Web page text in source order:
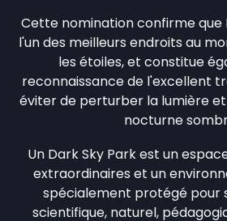
Cette nomination confirme que
l'un des meilleurs endroits au
les étoiles, et constitue
reconnaissance de l'excellent
éviter de perturber la lumière
nocturne
Un Dark Sky Park est un
extraordinaires et un
spécialement protégé pour
scientifique, naturel,